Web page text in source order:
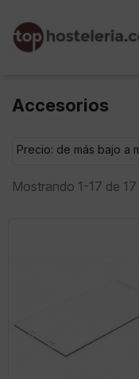
Accesorios
Precio: de más bajo a
Mostrando 1-17 de
Iniciar